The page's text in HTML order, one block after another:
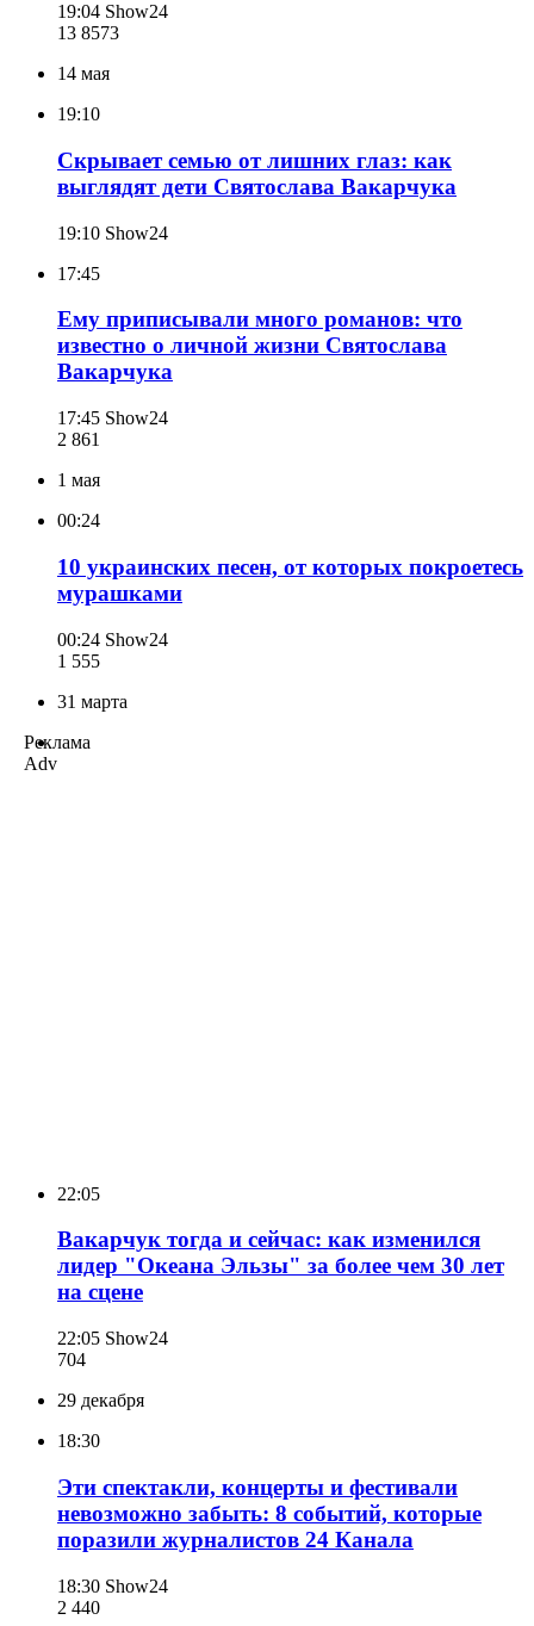
19:04 Show24
13 8573
14 мая
19:10
Скрывает семью от лишних глаз: как
выглядят дети Святослава Вакарчука
19:10 Show24
17:45
Ему приписывали много романов: что
известно о личной жизни Святослава
Вакарчука
17:45 Show24
2 861
1 мая
00:24
10 украинских песен, от которых покроетесь
мурашками
00:24 Show24
1 555
31 марта
Реклама
Adv
22:05
Вакарчук тогда и сейчас: как изменился
лидер "Океана Эльзы" за более чем 30 лет
на сцене
22:05 Show24
704
29 декабря
18:30
Эти спектакли, концерты и фестивали
невозможно забыть: 8 событий, которые
поразили журналистов 24 Канала
18:30 Show24
2 440